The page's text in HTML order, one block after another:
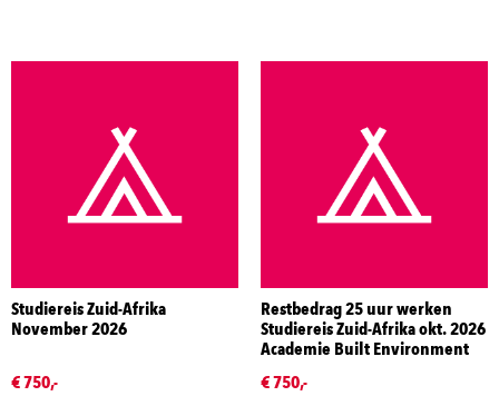
Studiereis Zuid-Afrika
November 2026
€ 750,-
Restbedrag 25 uur werken
Studiereis Zuid-Afrika okt. 2026
Academie Built Environment
€ 750,-